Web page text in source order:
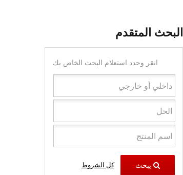
البحث المتقدم
انقر وحدد استعلام البحث الخاص بك
يبحث كل الشروط